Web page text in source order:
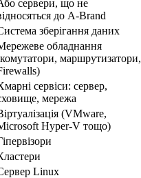
сервери, що не
до A-Brand
зберігання даних
обладнання
маршрутизатори,
сервіси: сервер,
мережа
(VMware,
Hyper-V тощо)
Linux